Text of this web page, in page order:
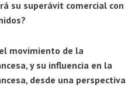
su superávit comercial con
movimiento de la
y su influencia en la
desde una perspectiva